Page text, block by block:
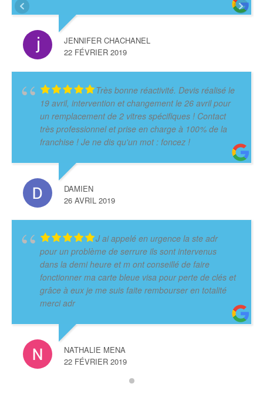
JENNIFER CHACHANEL
22 FÉVRIER 2019
Très bonne réactivité. Devis réalisé le
19 avril, intervention et changement le 26 avril pour
un remplacement de 2 vitres spécifiques ! Contact
très professionnel et prise en charge à 100% de la
franchise ! Je ne dis qu'un mot : foncez !
DAMIEN
26 AVRIL 2019
J ai appelé en urgence la ste adr
pour un problème de serrure ils sont intervenus
dans la demi heure et m ont conseillé de faire
fonctionner ma carte bleue visa pour perte de clés et
grâce à eux je me suis faite rembourser en totalité
merci adr
NATHALIE MENA
22 FÉVRIER 2019